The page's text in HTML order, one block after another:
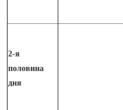
2-я
половина
дня